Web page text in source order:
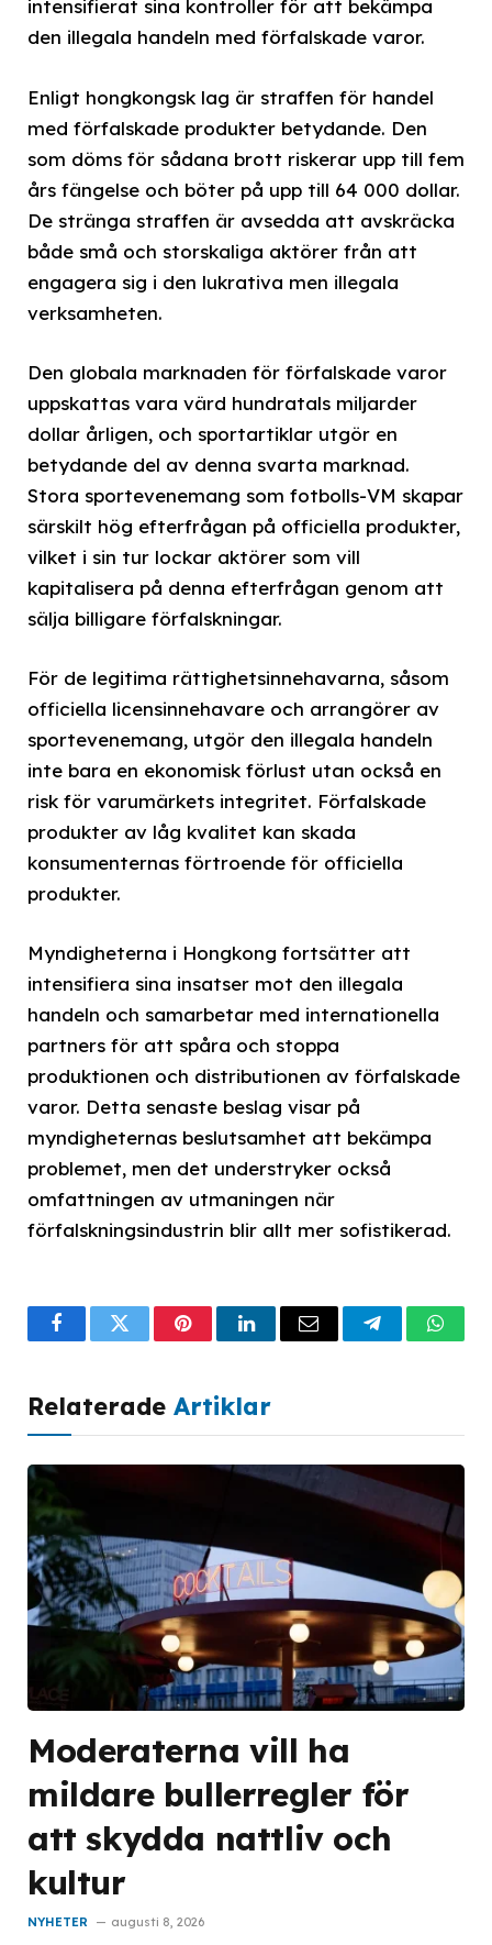
intensifierat sina kontroller för att bekämpa
den illegala handeln med förfalskade varor.
Enligt hongkongsk lag är straffen för handel
med förfalskade produkter betydande. Den
som döms för sådana brott riskerar upp till fem
års fängelse och böter på upp till 64 000 dollar.
De stränga straffen är avsedda att avskräcka
både små och storskaliga aktörer från att
engagera sig i den lukrativa men illegala
verksamheten.
Den globala marknaden för förfalskade varor
uppskattas vara värd hundratals miljarder
dollar årligen, och sportartiklar utgör en
betydande del av denna svarta marknad.
Stora sportevenemang som fotbolls-VM skapar
särskilt hög efterfrågan på officiella produkter,
vilket i sin tur lockar aktörer som vill
kapitalisera på denna efterfrågan genom att
sälja billigare förfalskningar.
För de legitima rättighetsinnehavarna, såsom
officiella licensinnehavare och arrangörer av
sportevenemang, utgör den illegala handeln
inte bara en ekonomisk förlust utan också en
risk för varumärkets integritet. Förfalskade
produkter av låg kvalitet kan skada
konsumenternas förtroende för officiella
produkter.
Myndigheterna i Hongkong fortsätter att
intensifiera sina insatser mot den illegala
handeln och samarbetar med internationella
partners för att spåra och stoppa
produktionen och distributionen av förfalskade
varor. Detta senaste beslag visar på
myndigheternas beslutsamhet att bekämpa
problemet, men det understryker också
omfattningen av utmaningen när
förfalskningsindustrin blir allt mer sofistikerad.
FacebookTwitterPinterestLinkedInEmail Telegram
Relaterade Artiklar
Moderaterna vill ha
mildare bullerregler för
att skydda nattliv och
kultur
NYHETER augusti 8, 2026